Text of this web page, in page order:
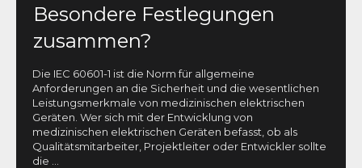
Besondere Festlegungen
zusammen?
Die IEC 60601-1 ist die Norm für allgemeine
Anforderungen an die Sicherheit und die wesentlichen
Leistungsmerkmale von medizinischen elektrischen
Geräten. Wer sich mit der Entwicklung von
medizinischen elektrischen Geräten befasst, ob als
Qualitätsmitarbeiter, Projektleiter oder Entwickler sollte
die